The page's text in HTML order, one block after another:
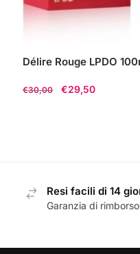
Délire Rouge LPDO
€30,00
Il
€29,50
Resi facili di 14
Garanzia di